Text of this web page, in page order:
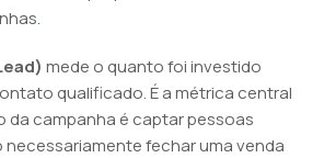
mede o quanto foi investido
qualificado. É a métrica central
da campanha é captar pessoas
fechar uma venda